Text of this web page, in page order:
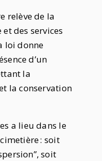
relève de la
des services
loi donne
d’un
la
la conservation
a lieu dans le
: soit
soit